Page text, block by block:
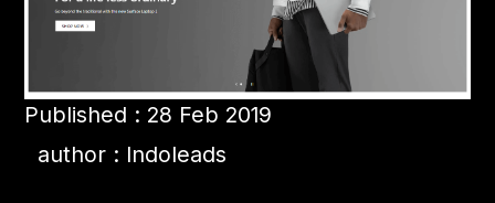
Published : 28 Feb 2019
author : Indoleads